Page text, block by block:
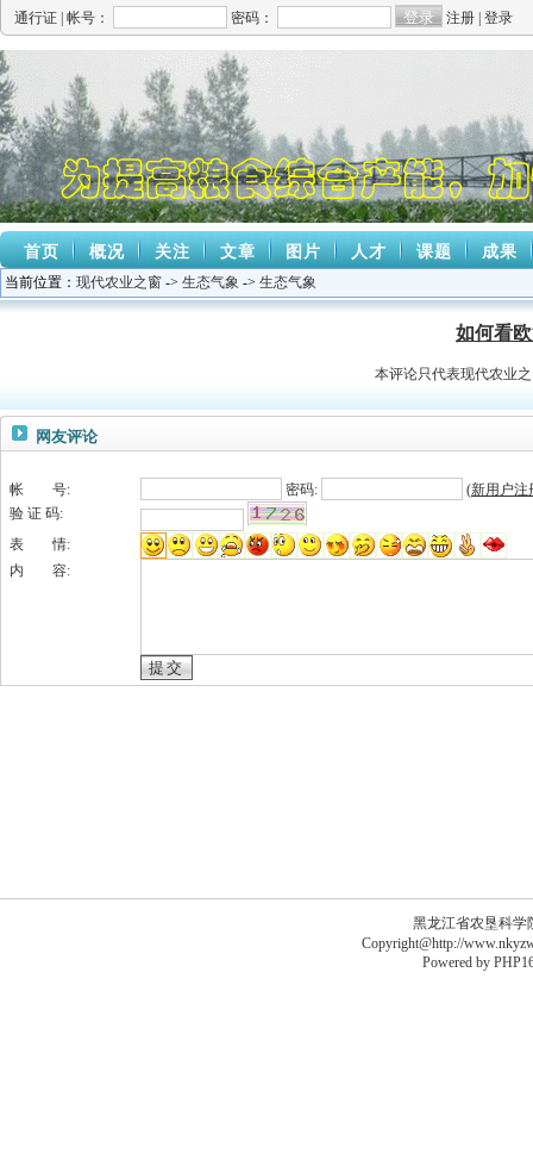
通行证 | 帐号： 密码： 注册 登录
首页 概况 关注 文章 图片 人才 课题 成果
当前位置： 现代农业之窗 -> 生态气象 -> 生态气象
如何看
本评论只代表现代农业
网友评论
帐 号: 密码: (新用户注
验 证 码:
表 情:
内 容:
黑龙江省农垦科学
Copyright@http://
Powered by